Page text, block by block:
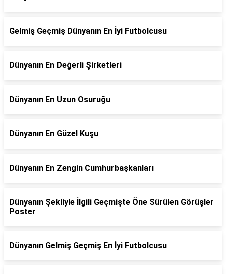
Gelmiş Geçmiş Dünyanın En İyi Futbolcusu
Dünyanın En Değerli Şirketleri
Dünyanın En Uzun Osuruğu
Dünyanın En Güzel Kuşu
Dünyanın En Zengin Cumhurbaşkanları
Dünyanın Şekliyle İlgili Geçmişte Öne Sürülen Görüşler
Poster
Dünyanın Gelmiş Geçmiş En İyi Futbolcusu